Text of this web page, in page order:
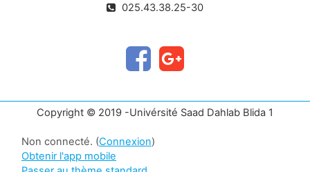
025.43.38.25-30
Copyright © 2019 -Univérsité Saad Dahlab Blida 1
Non connecté. (Connexion)
Obtenir l'app mobile